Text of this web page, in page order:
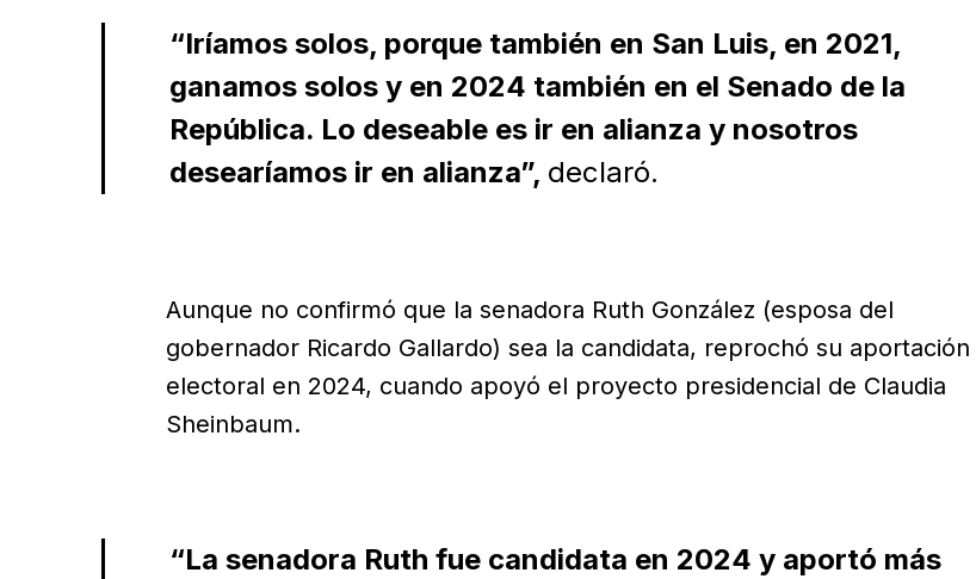
“Iríamos solos, porque también en San Luis, en 2021,
ganamos solos y en 2024 también en el Senado de la
República. Lo deseable es ir en alianza y nosotros
desearíamos ir en alianza”, declaró.
Aunque no confirmó que la senadora Ruth González (esposa del
gobernador Ricardo Gallardo) sea la candidata, reprochó su aportación
electoral en 2024, cuando apoyó el proyecto presidencial de Claudia
Sheinbaum.
“La senadora Ruth fue candidata en 2024 y aportó más